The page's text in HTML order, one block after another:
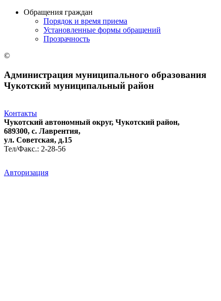
Обращения граждан
Порядок и время приема
Установленные формы обращений
Прозрачность
©
Администрация муниципального образования
Чукотский муниципальный район
Контакты
Чукотский автономный округ, Чукотский район,
689300, с. Лаврентия,
ул. Советская, д.15
Тел/Факс.: 2-28-56
Авторизация